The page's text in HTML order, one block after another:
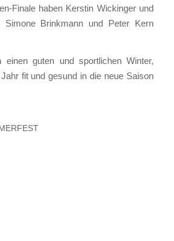
Fina­le haben Kers­tin Wickin­ger und
Simo­ne Brink­mann und Peter Kern
einen guten und sport­li­chen Win­ter,
fit und gesund in die neue Sai­son